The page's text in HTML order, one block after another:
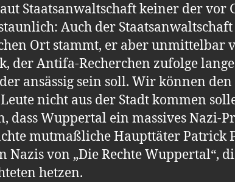
Staatsanwaltschaft keiner der vor
Auch der
Ort stammt, er aber unmittelbar
der Antifa-Recherchen zufolge
ansässig sein soll. Wir können
nicht aus der Stadt kommen
dass Wuppertal ein massives Nazi-
mutmaßliche Haupttäter Patrick
Nazis von „Die Rechte Wuppertal“,
hetzen.